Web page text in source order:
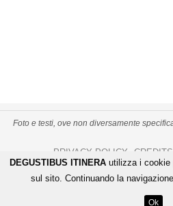
Foto e testi, ove non diversamente
PRIVACY POLICY CREDITS
De Gustibus Itinera - Copyright©
LOGIN
DEGUSTIBUS ITINERA utilizza i cookie
sul sito. Continuando la
Ok